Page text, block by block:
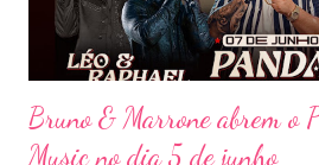
Detonautas, cria...
Bruno & Marrone abrem o
Music no dia 5 de junho